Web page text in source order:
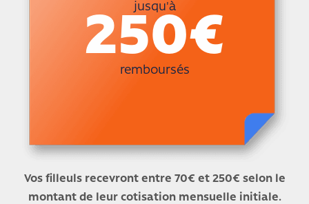
jusqu'à
250€
remboursés
Vos filleuls recevront entre 70€ et 250€ selon le
montant de leur cotisation mensuelle initiale.